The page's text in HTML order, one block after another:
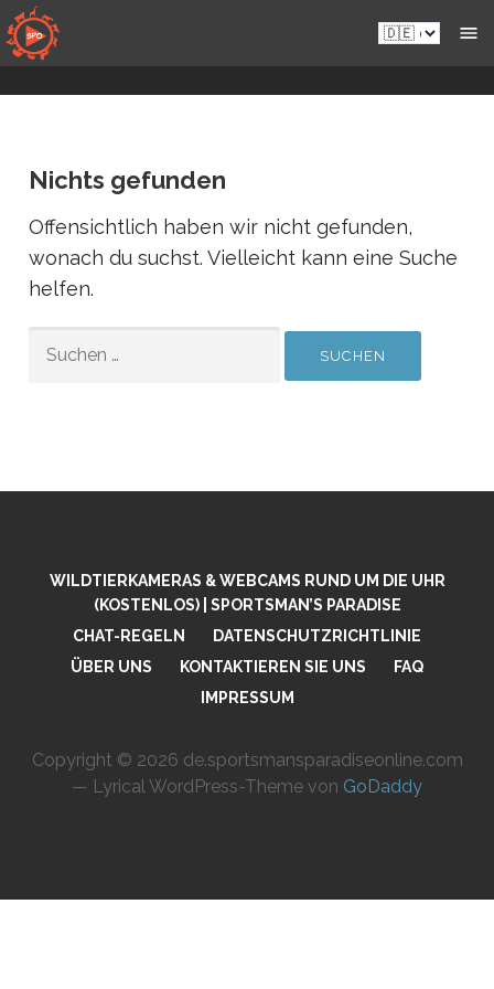
Zum
Inhalt
springen
de.sportsmansparadiseonline.com
Live-
Wildkameras
Nichts gefunden
Offensichtlich haben wir nicht gefunden,
wonach du suchst. Vielleicht kann eine Suche
helfen.
NACH:
WILDTIERKAMERAS & WEBCAMS RUND UM DIE UHR
(KOSTENLOS) | SPORTSMAN’S PARADISE
CHAT-REGELN
DATENSCHUTZRICHTLINIE
ÜBER UNS
KONTAKTIEREN SIE UNS
FAQ
IMPRESSUM
Copyright © 2026 de.sportsmansparadiseonline.com
— Lyrical WordPress-Theme von GoDaddy